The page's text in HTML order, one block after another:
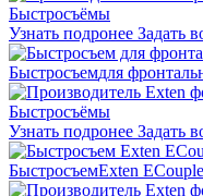
Быстросъёмы
Узнать подронее Задать
Быстросъемдля
Быстросъёмы
Узнать подронее Задать
БыстросъемExten